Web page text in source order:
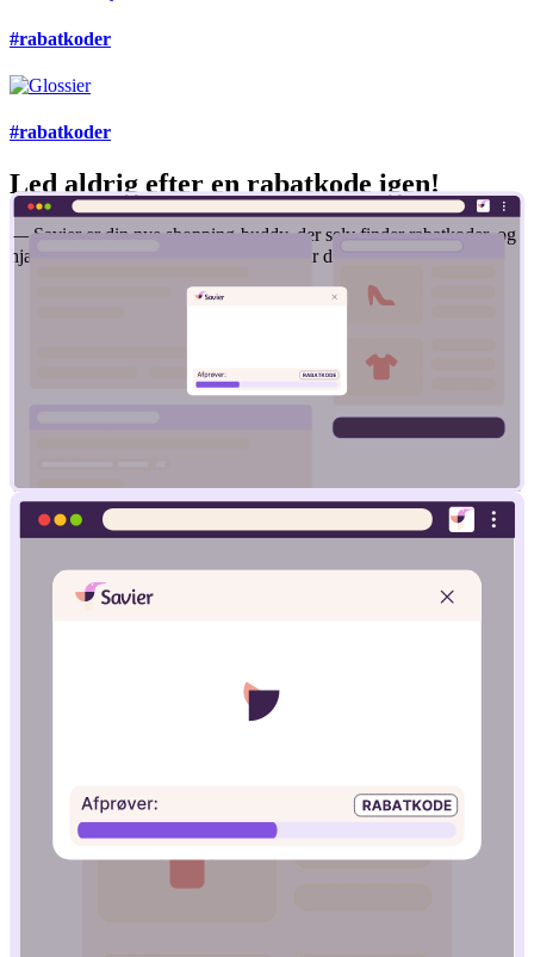
#rabatkoder
#rabatkoder
Led aldrig efter en rabatkode igen!
— Savier er din nye shopping-buddy, der selv finder rabatkoder, og
hjælper dig med at få den bedste pris, når du handler online.